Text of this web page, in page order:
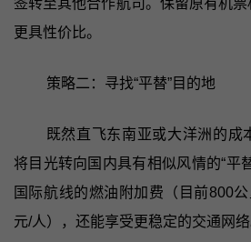
签转至其他合作航司。保留原有机
更具性价比。
策略二：寻找“平替”目的地
既然直飞东南亚或大洋洲的成
将目光转向国内具有相似风情的“平
国际航线的燃油附加费（目前800
元/人），还能享受更稳定的交通网络